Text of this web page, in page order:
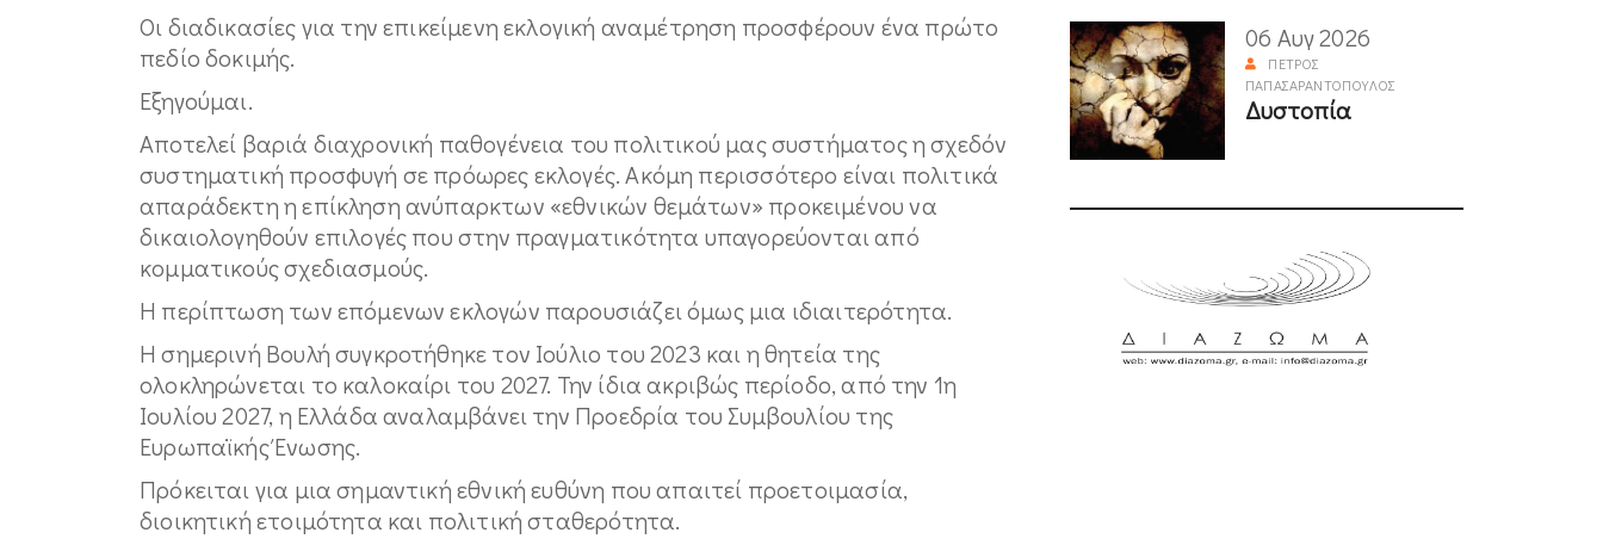
Οι διαδικασίες για την επικείμενη εκλογική αναμέτρηση προσφέρουν ένα πρώτο
πεδίο δοκιμής.
Εξηγούμαι.
Αποτελεί βαριά διαχρονική παθογένεια του πολιτικού μας συστήματος η σχεδόν
συστηματική προσφυγή σε πρόωρες εκλογές. Ακόμη περισσότερο είναι πολιτικά
απαράδεκτη η επίκληση ανύπαρκτων «εθνικών θεμάτων» προκειμένου να
δικαιολογηθούν επιλογές που στην πραγματικότητα υπαγορεύονται από
κομματικούς σχεδιασμούς.
Η περίπτωση των επόμενων εκλογών παρουσιάζει όμως μια ιδιαιτερότητα.
Η σημερινή Βουλή συγκροτήθηκε τον Ιούλιο του 2023 και η θητεία της
ολοκληρώνεται το καλοκαίρι του 2027. Την ίδια ακριβώς περίοδο, από την 1η
Ιουλίου 2027, η Ελλάδα αναλαμβάνει την Προεδρία του Συμβουλίου της
Ευρωπαϊκής Ένωσης.
Πρόκειται για μια σημαντική εθνική ευθύνη που απαιτεί προετοιμασία,
διοικητική ετοιμότητα και πολιτική σταθερότητα.
06 Αυγ 2026
ΠΈΤΡΟΣ
ΠΑΠΑΣΑΡΑΝΤΌΠΟΥΛΟΣ
Δυστοπία